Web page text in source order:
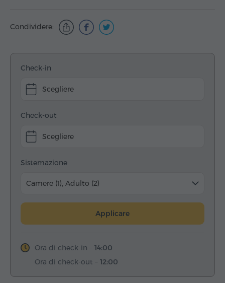
Condividere:
Check-in
Scegliere
Check-out
Scegliere
Sistemazione
Camere (1), Adulto (2)
Applicare
Ora di check-in – 14:00
Ora di check-out – 12:00